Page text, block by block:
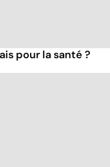
pour la santé ?